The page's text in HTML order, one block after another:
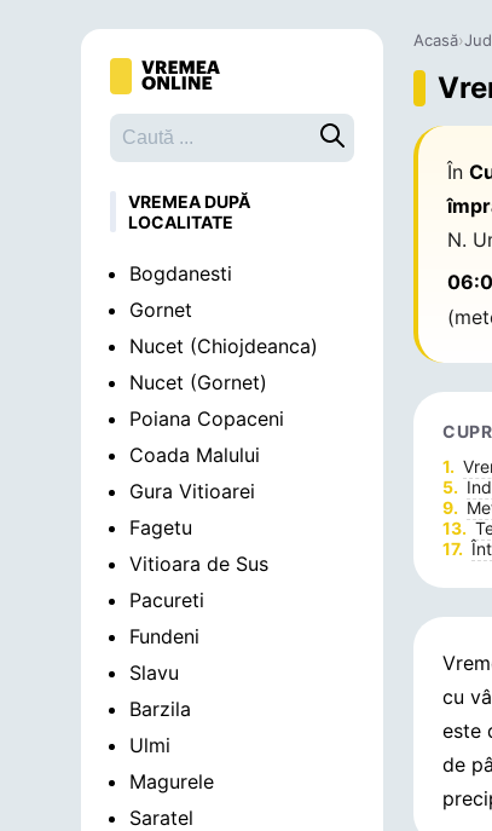
Caută o localitate
VREMEA DUPĂ
LOCALITATE
Bogdanesti
Gornet
Nucet (Chiojdeanca)
Nucet (Gornet)
Poiana Copaceni
Coada Malului
Gura Vitioarei
Fagetu
Vitioara de Sus
Pacureti
Fundeni
Slavu
Barzila
Ulmi
Magurele
Saratel
Acasă›
În
N.
cu
este
de